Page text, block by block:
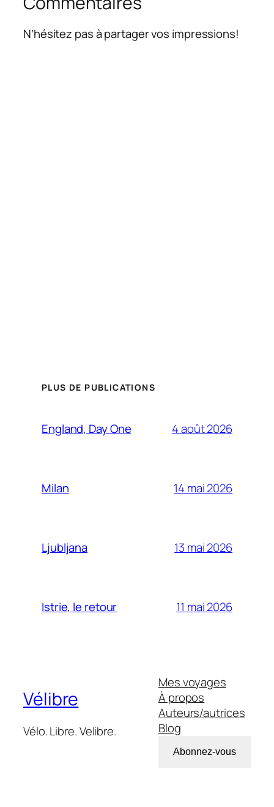
N’hésitez pas à partager vos impressions!
PLUS DE PUBLICATIONS
England, Day One 4 août 2026
Milan 14 mai 2026
Ljubljana 13 mai 2026
Istrie, le retour 11 mai 2026
Vélibre
Vélo. Libre. Velibre.
Mes voyages
À propos
Auteurs/autrices
Blog
Abonnez-vous